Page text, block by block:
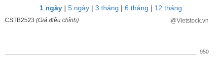
giao
sánh
1 ngày| 5 ngày| 3 tháng | 6 tháng | 12 tháng
CSTB2523 (Giá điều chỉnh) @Vietstock.vn
950